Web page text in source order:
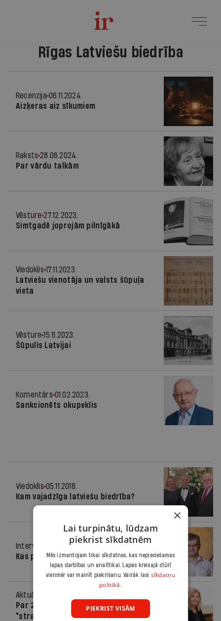
Rīgas Latviešu biedrība
Recenzija 06.11.2024.
Aizķeras aiz sīkumiem
Raksts 28.06.2024.
Par vārdu talkām
Vēsture 27.12.2023.
Simtgadē joprojām pilnīgākā
Viedoklis 17.11.2023.
Latviešu vienotāja un valsts šūpuļa
vieta
Vēsture 15.11.2023.
Šūpulis Latvijai
Komentārs 01.02.2023.
Sankcionēts okupeklis
Viedoklis 05.11.2018.
Kam vajadzīga latviešu biedrība?
Intervija
06.06.2018.
Kas padara par cilvēku
Aktuāli
Par 2017.gada vārdu izvēlēts
"straumēt/straumēšana", par nevārdu
×
Lai turpinātu, lūdzam
piekrist sīkdatnēm
Mēs izmantojam tikai sīkdatnes, kas nepieciešamas
lapas darbībai un analītikai. Lapas kreisajā stūrī
vienmēr var mainīt piekrišanu. Vairāk lasi sīkdatņu
politikā.
PIEKRIST VISĀM